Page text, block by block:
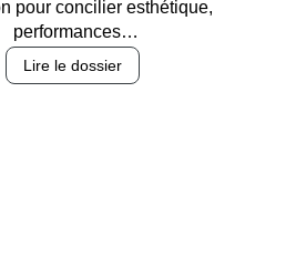
et intégration…
Lire le dossier